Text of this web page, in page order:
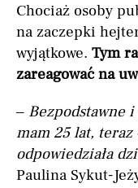
Chociaż osoby
na zaczepki
wyjątkowe. Tym
zareagować na
– Bezpodstawne
mam 25 lat, teraz
odpowiedziała
Paulina Sykut-